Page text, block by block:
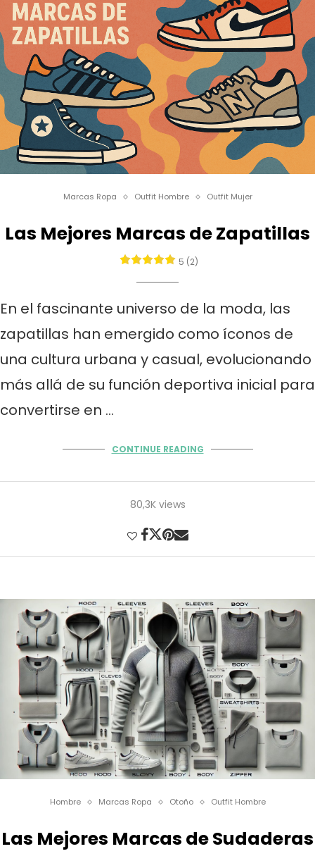
Marcas Ropa Outfit Hombre Outfit Mujer
Las Mejores Marcas de Zapatillas
5 (2)
En el fascinante universo de la moda, las
zapatillas han emergido como íconos de
una cultura urbana y casual, evolucionando
más allá de su función deportiva inicial para
convertirse en …
CONTINUE READING
80,3K views
Hombre Marcas Ropa Otoño Outfit Hombre
Las Mejores Marcas de Sudaderas